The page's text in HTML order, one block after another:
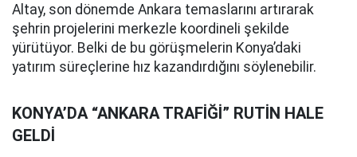
Altay, son dönemde Ankara temaslarını artırarak
şehrin projelerini merkezle koordineli şekilde
yürütüyor. Belki de bu görüşmelerin Konya’daki
yatırım süreçlerine hız kazandırdığını söylenebilir.
KONYA’DA “ANKARA TRAFİĞİ” RUTİN HALE
GELDİ